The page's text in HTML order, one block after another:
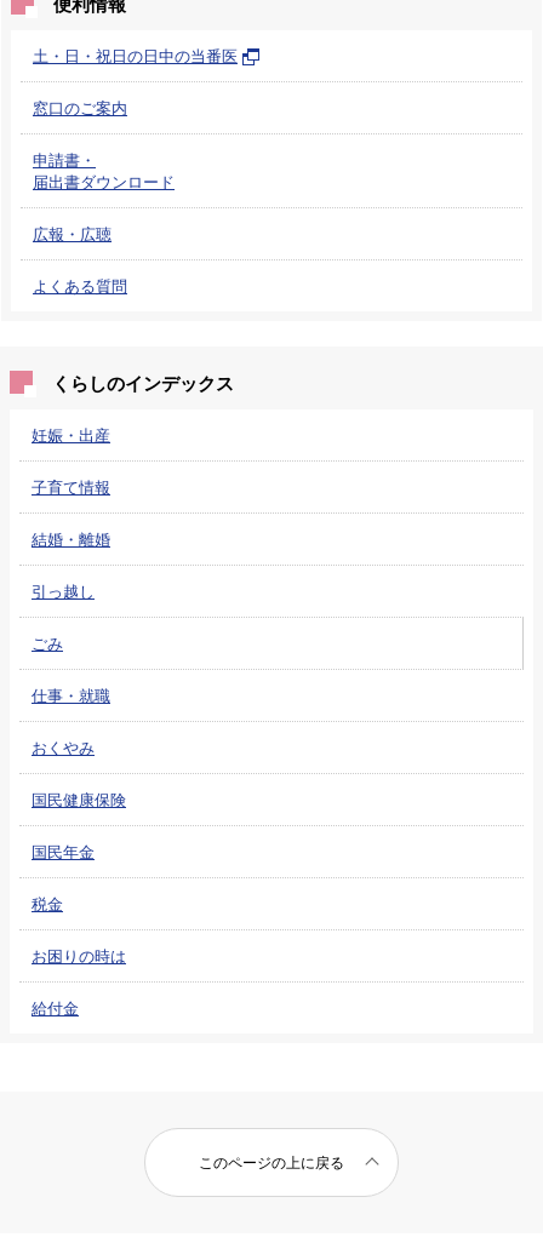
土・日・祝日の日中の当番医
窓口のご案内
申請書・
届出書ダウンロード
広報・広聴
よくある質問
くらしのインデックス
妊娠・出産
子育て情報
結婚・離婚
引っ越し
ごみ
仕事・就職
おくやみ
国民健康保険
国民年金
税金
お困りの時は
給付金
このページの上に戻る